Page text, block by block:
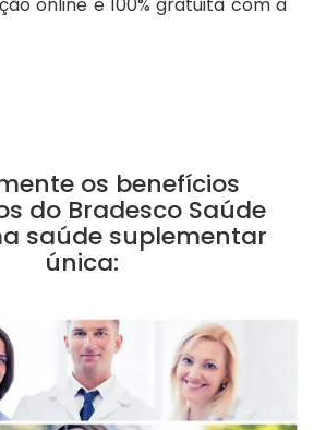
os benefícios
do Bradesco Saúde
saúde suplementar
única: